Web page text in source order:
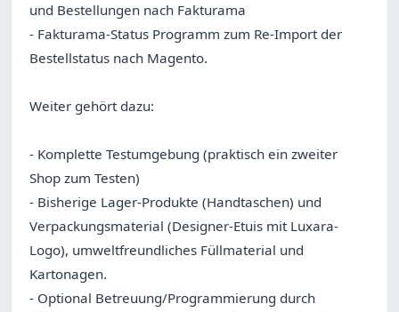
und Bestellungen nach Fakturama
- Fakturama-Status Programm zum Re-Import der
Bestellstatus nach Magento.
Weiter gehört dazu:
- Komplette Testumgebung (praktisch ein zweiter
Shop zum Testen)
- Bisherige Lager-Produkte (Handtaschen) und
Verpackungsmaterial (Designer-Etuis mit Luxara-
Logo), umweltfreundliches Füllmaterial und
Kartonagen.
- Optional Betreuung/Programmierung durch